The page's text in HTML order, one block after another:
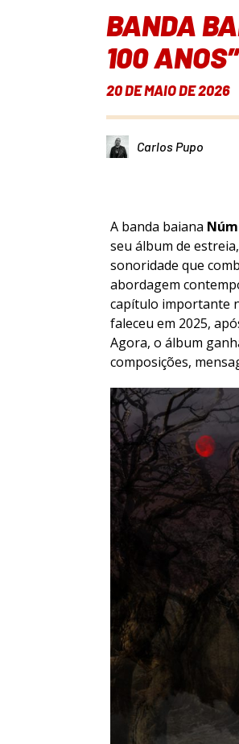
BANDA
100
20 DE MAIO DE 2026
Carlos Pupo
A banda baiana
seu álbum de
sonoridade que
abordagem
capítulo importante
faleceu em 2025,
Agora, o álbum
composições,